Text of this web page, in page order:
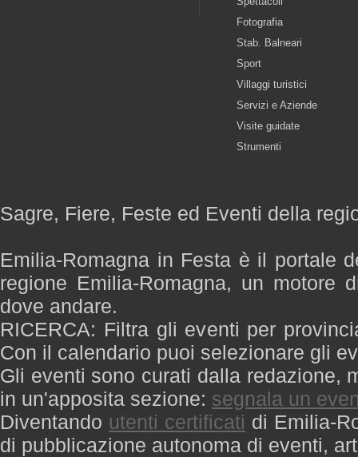
Fotografia
Stab. Balneari
Sport
Villaggi turistici
Servizi e Aziende
Visite guidate
Strumenti
Sagre, Fiere, Feste ed Eventi della
Emilia-Romagna in Festa è il portale
regione Emilia-Romagna, un motore
dove andare.
RICERCA: Filtra gli eventi per
Con il calendario puoi selezionare gli
Gli eventi sono curati dalla redazione,
in un'apposita sezione: segnala un
Diventando utenti certificati di Emilia-
di pubblicazione autonoma di eventi,